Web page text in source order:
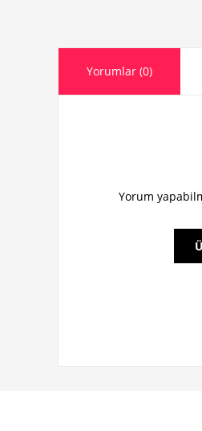
Yorumlar (0)
Yorum